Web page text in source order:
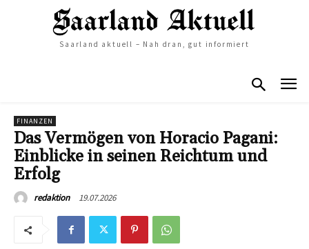
Saarland aktuell – Nah dran, gut informiert
FINANZEN
Das Vermögen von Horacio Pagani:
Einblicke in seinen Reichtum und
Erfolg
redaktion 19.07.2026